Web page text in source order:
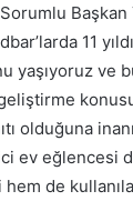
Başkan
11
yaşıyoruz ve
olduğuna
ev eğlencesi
de